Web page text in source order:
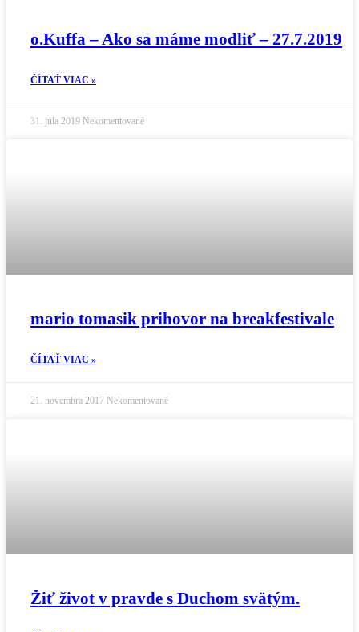
o.Kuffa – Ako sa máme modliť – 27.7.2019
ČÍTAŤ VIAC »
31. júla 2019 Nekomentované
mario tomasik prihovor na breakfestivale
ČÍTAŤ VIAC »
21. novembra 2017 Nekomentované
Žiť život v pravde s Duchom svätým.